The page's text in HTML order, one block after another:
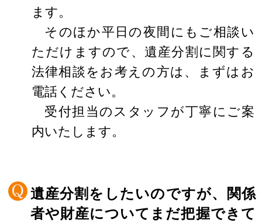
ます。
そのほか平日の夜間にもご相談い
ただけますので、遺産分割に関する
法律相談をお考えの方は、まずはお
電話ください。
受付担当のスタッフが丁寧にご案
内いたします。
遺産分割をしたいのですが、関係
者や財産についてまだ把握できて